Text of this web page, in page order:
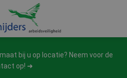
bij u op locatie? Neem voor de
op!